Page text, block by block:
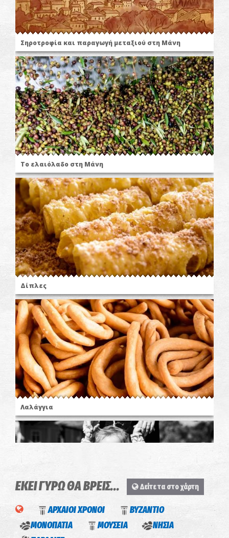
Σηροτροφία και παραγωγή μεταξιού στη Μάνη
Το ελαιόλαδο στη Μάνη
Δίπλες
Λαλάγγια
Αναζητώντας το αρσενικό
ΕΚΕΙ ΓΥΡΩ ΘΑ ΒΡΕΙΣ... Δείτε τα στο χάρτη
ΑΡΧΑΙΟΙ ΧΡΟΝΟΙ
ΒΥΖΑΝΤΙΟ
ΜΟΝΟΠΑΤΙΑ
ΜΟΥΣΕΙΑ
ΝΗΣΙΑ